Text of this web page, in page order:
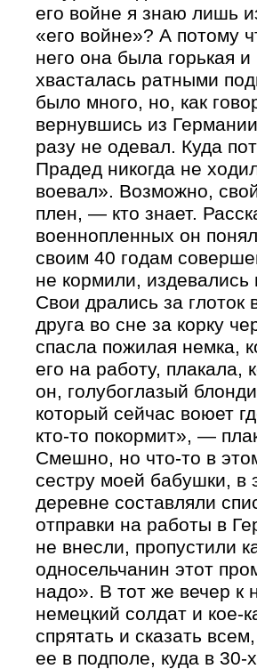
его войне я знаю лишь
«его войне»? А потому
него она была горькая
хвасталась ратными
было много, но, как
вернувшись из
разу не одевал. Куда
Прадед никогда не
воевал». Возможно,
плен, — кто знает.
военнопленных он
своим 40 годам
не кормили, издевались
Свои дрались за
друга во сне за корку
спасла пожилая немка,
его на работу, плакала,
он, голубоглазый
который сейчас воюет
кто-то покормит», —
Смешно, но что-то в
сестру моей бабушки, в
деревне составляли
отправки на работы в
не внесли, пропустили
односельчанин этот
надо». В тот же вечер
немецкий солдат и кое-
спрятать и сказать
ее в подполе, куда в 30-